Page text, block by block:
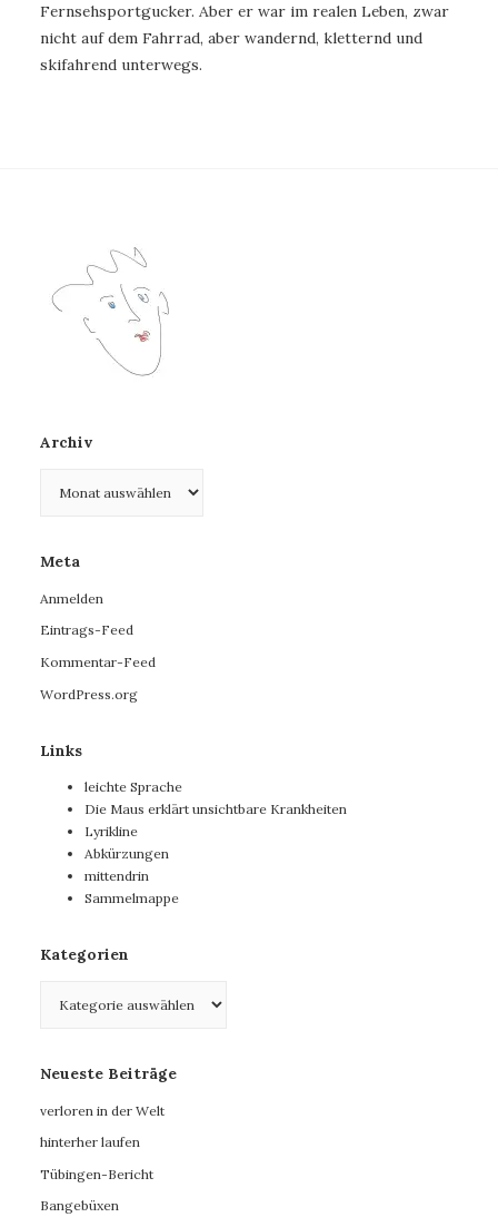
Fernsehsportgucker. Aber er war im realen Leben, zwar
nicht auf dem Fahrrad, aber wandernd, kletternd und
skifahrend unterwegs.
Archiv
Meta
Anmelden
Eintrags-Feed
Kommentar-Feed
WordPress.org
Links
leichte Sprache
Die Maus erklärt unsichtbare Krankheiten
Lyrikline
Abkürzungen
mittendrin
Sammelmappe
Kategorien
Neueste Beiträge
verloren in der Welt
hinterher laufen
Tübingen-Bericht
Bangebüxen